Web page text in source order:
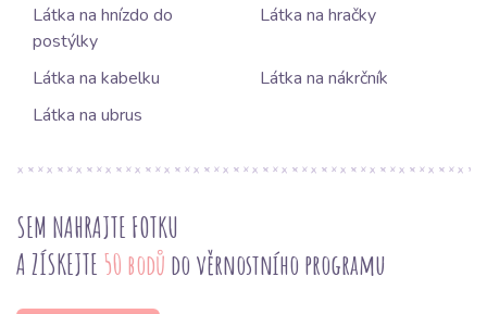
Látka na hnízdo do
postýlky
Látka na hračky
Látka na kabelku
Látka na nákrčník
Látka na ubrus
SEM NAHRAJTE FOTKU
A ZÍSKEJTE 50 bodů do věrnostního programu